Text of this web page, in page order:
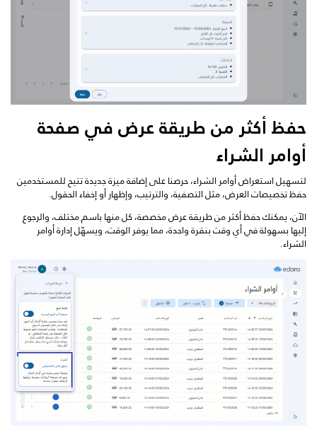
حفظ أكثر من طريقة عرض في صفحة
أوامر الشراء
لتسهيل استعراض أوامر الشراء، حرصنا على إضافة ميزة جديدة تتيح للمستخدمين
حفظ تخصيصات العرض، مثل التصفية، والترتيب، وإظهار أو إخفاء الحقول.
الآن، يمكنك حفظ أكثر من طريقة عرض مخصصة، كل منها باسم مختلف، والرجوع
إليها بسهولة في أي وقت بنقرة واحدة، مما يوفر الوقت، ويسهّل إدارة أوامر
الشراء.